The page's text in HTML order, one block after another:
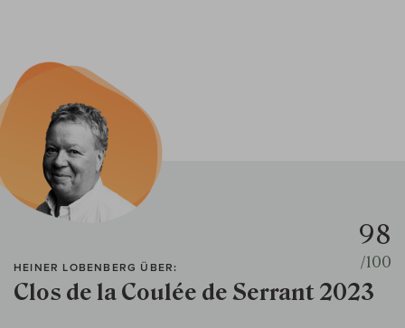
HEINER LOBENBERG ÜBER:
Clos de la Coulée de Serrant 2023
98
/100